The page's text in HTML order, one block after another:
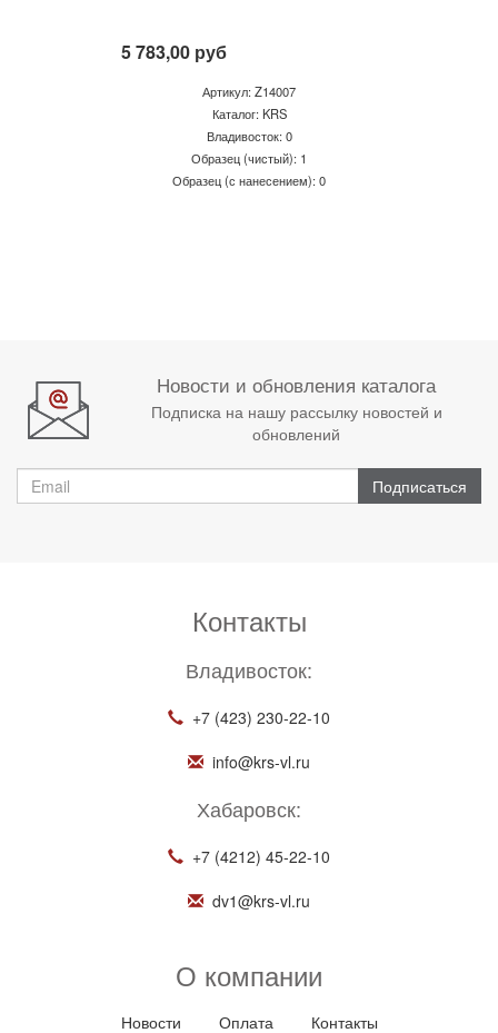
5 783,00 руб
Артикул: Z14007
Каталог: KRS
Владивосток: 0
Образец (чистый): 1
Образец (с нанесением): 0
Новости и обновления каталога
Подписка на нашу рассылку новостей и
обновлений
Подписаться
Контакты
Владивосток:
+7 (423) 230-22-10
info@krs-vl.ru
Хабаровск:
+7 (4212) 45-22-10
dv1@krs-vl.ru
О компании
Новости Оплата Контакты